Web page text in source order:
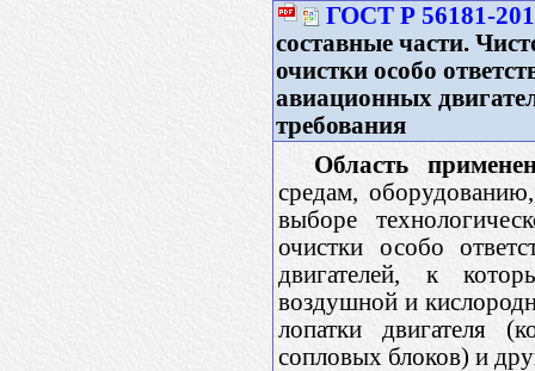
ГОСТ Р 56181-
составные части.
очистки особо
авиационных
требования
Область
средам,
выборе
очистки особо
двигателей, к
воздушной и
лопатки двигателя
сопловых блоков) и